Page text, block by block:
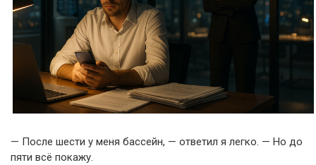
— После шести у меня бассейн, — ответил я легко. — Но до
пяти всё покажу.